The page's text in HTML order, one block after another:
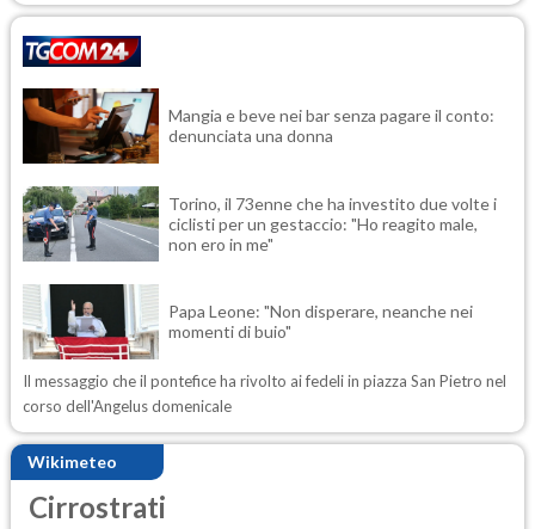
Mangia e beve nei bar senza pagare il conto:
denunciata una donna
Torino, il 73enne che ha investito due volte i
ciclisti per un gestaccio: "Ho reagito male,
non ero in me"
Papa Leone: "Non disperare, neanche nei
momenti di buio"
Il messaggio che il pontefice ha rivolto ai fedeli in piazza San Pietro nel
corso dell'Angelus domenicale
Wikimeteo
Cirrostrati